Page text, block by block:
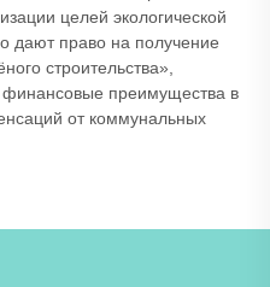
целей экологической
дают право на получение
строительства»,
преимущества в
от коммунальных